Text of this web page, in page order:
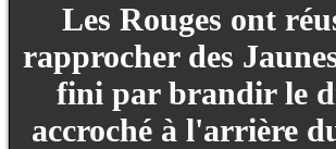
Les Rouges ont
rapprocher des
fini par brandir le
accroché à l'arrière